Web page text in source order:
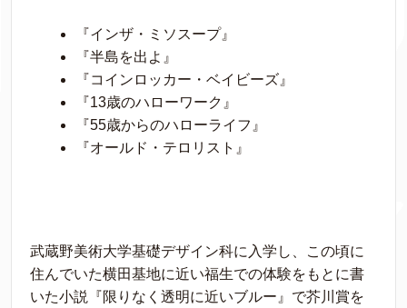
『インザ・ミソスープ』
『半島を出よ』
『コインロッカー・ベイビーズ』
『13歳のハローワーク』
『55歳からのハローライフ』
『オールド・テロリスト』
武蔵野美術大学基礎デザイン科に入学し、この頃に
住んでいた横田基地に近い福生での体験をもとに書
いた小説『限りなく透明に近いブルー』で芥川賞を